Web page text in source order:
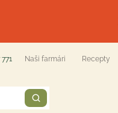
771 Naši farmári Recepty